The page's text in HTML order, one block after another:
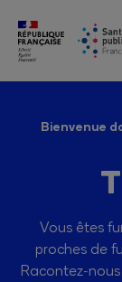
Bienvenue
Vous êtes
proches de
Racontez-